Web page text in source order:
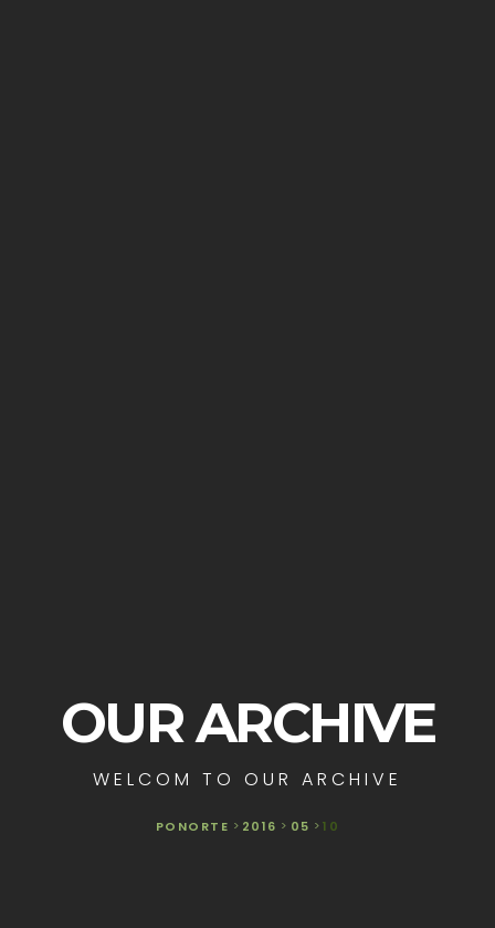
OUR ARCHIVE
WELCOM TO OUR ARCHIVE
PONORTE > 2016 > 05 >10